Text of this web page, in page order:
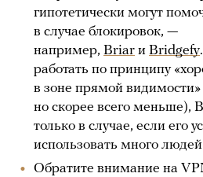
гипотетически могут
в случае блокировок, —
например, Briar и Bridgefy
работать по принципу
в зоне прямой
но скорее всего меньше),
только в случае, если его
использовать много
Обратите внимание на